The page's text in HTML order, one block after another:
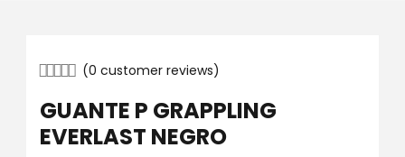
(0 customer reviews)
GUANTE P GRAPPLING
EVERLAST NEGRO